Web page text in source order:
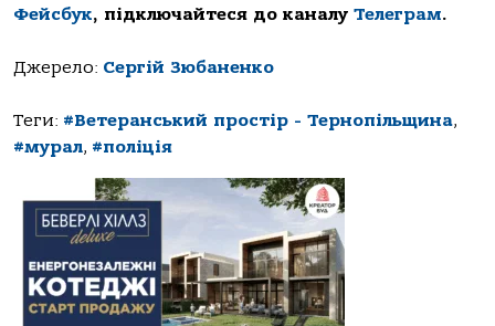
Фейсбук, підключайтеся до каналу Телеграм.
Джерело: Сергій Зюбаненко
Теги: #Ветеранський простір - Тернопільщина,
#мурал, #поліція